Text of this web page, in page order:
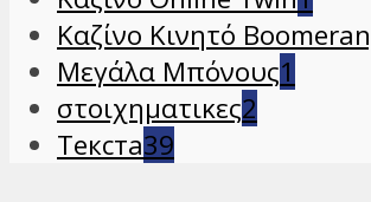
Καζίνο Κινητό
Μεγάλα Μπόνους1
στοιχηματικες2
Текста39